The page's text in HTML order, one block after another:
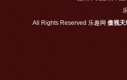
All Rights Reserved 乐趣网 傲视天